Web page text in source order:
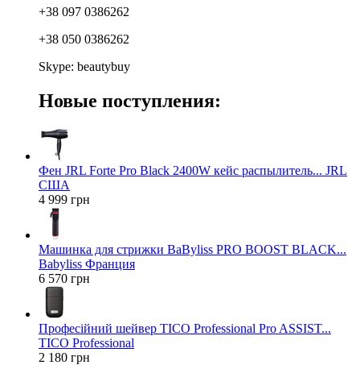
+38 097 0386262
+38 050 0386262
Skype: beautybuy
Новые поступления:
Фен JRL Forte Pro Black 2400W кейс распылитель... JRL
США
4 999 грн
Машинка для стрижки BaByliss PRO BOOST BLACK...
Babyliss Франция
6 570 грн
Професійний шейвер TICO Professional Pro ASSIST...
TICO Professional
2 180 грн